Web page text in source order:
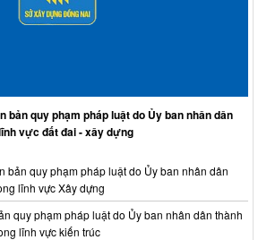
bản quy phạm pháp luật do Ủy ban nhân dân
vực đất đai - xây dựng
bản quy phạm pháp luật do Ủy ban nhân dân
lĩnh vực Xây dựng
quy phạm pháp luật do Ủy ban nhân dân thành
lĩnh vực kiến trúc